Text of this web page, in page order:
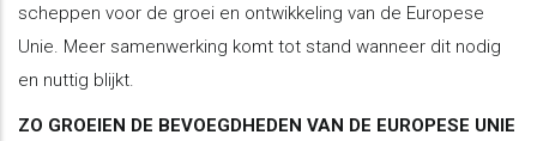
scheppen voor de groei en ontwikkeling van de Europese
Unie. Meer samenwerking komt tot stand wanneer dit nodig
en nuttig blijkt.
ZO GROEIEN DE BEVOEGDHEDEN VAN DE EUROPESE UNIE